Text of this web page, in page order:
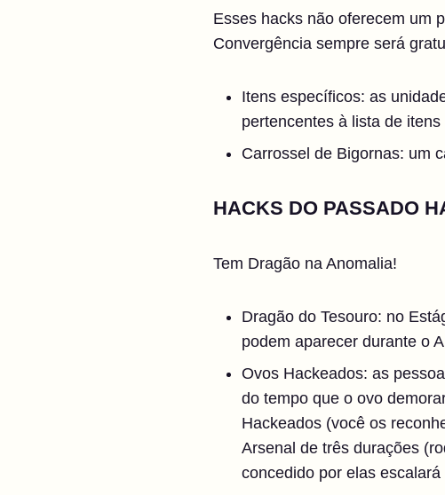
Esses hacks não oferecem um
Convergência sempre será
Itens específicos: as
pertencentes à lista de
Carrossel de Bigornas: um
HACKS DO PASSADO
Tem Dragão na Anomalia!
Dragão do Tesouro: no
podem aparecer durante o
Ovos Hackeados: as
do tempo que o ovo
Hackeados (você os
Arsenal de três durações
concedido por elas